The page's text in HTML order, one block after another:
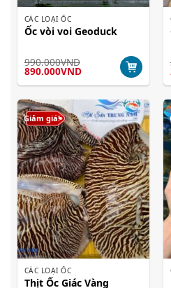
CÁC LOẠI ỐC
Ốc vòi voi Geoduck
990.000VND
Giá
là:
990.000VND.
890.000VNDGiá
tại
là:
890.000VND.
Giảm giá!
CÁC LOẠI ỐC
Thịt Ốc Giác Vàng